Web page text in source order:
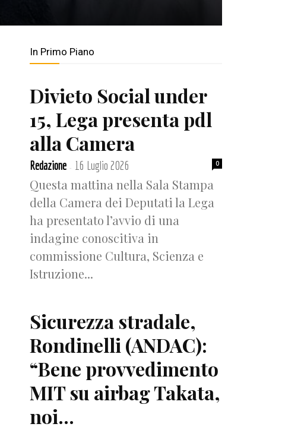
In Primo Piano
Divieto Social under
15, Lega presenta pdl
alla Camera
Redazione - 16 Luglio 2026 0
Questa mattina nella Sala Stampa
della Camera dei Deputati la Lega
ha presentato l’avvio di una
indagine conoscitiva in
commissione Cultura, Scienza e
Istruzione...
Sicurezza stradale,
Rondinelli (ANDAC):
“Bene provvedimento
MIT su airbag Takata,
noi...